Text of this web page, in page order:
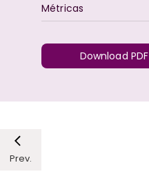
Download PDF
Métricas
Prev.